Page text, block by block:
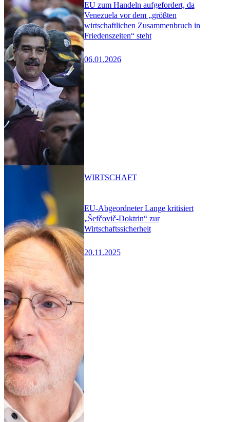
EU zum Handeln aufgefordert, da
Venezuela vor dem „größten
wirtschaftlichen Zusammenbruch in
Friedenszeiten“ steht
06.01.2026
EU-Abgeordneter Lange kritisiert
„Šefčovič-Doktrin“ zur
Wirtschaftssicherheit
20.11.2025
WIRTSCHAFT